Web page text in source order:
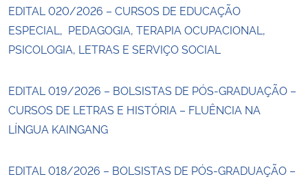
EDITAL 020/2026 – CURSOS DE EDUCAÇÃO
ESPECIAL, PEDAGOGIA, TERAPIA OCUPACIONAL,
PSICOLOGIA, LETRAS E SERVIÇO SOCIAL
EDITAL 019/2026 – BOLSISTAS DE PÓS-GRADUAÇÃO –
CURSOS DE LETRAS E HISTÓRIA – FLUÊNCIA NA
LÍNGUA KAINGANG
EDITAL 018/2026 – BOLSISTAS DE PÓS-GRADUAÇÃO –